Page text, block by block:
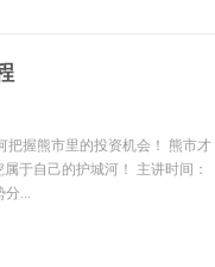
把握熊市里的投资机会！ 熊市才
于自己的护城河！ 主讲时间：
分...